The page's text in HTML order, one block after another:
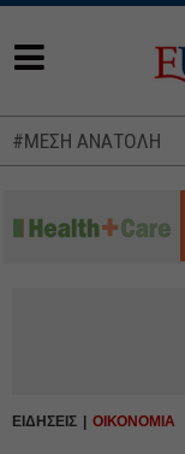
#ΜΕΣΗ ΑΝΑΤΟΛΗ
ΕΙΔΗΣΕΙΣ ΟΙΚΟΝΟΜΙΑ